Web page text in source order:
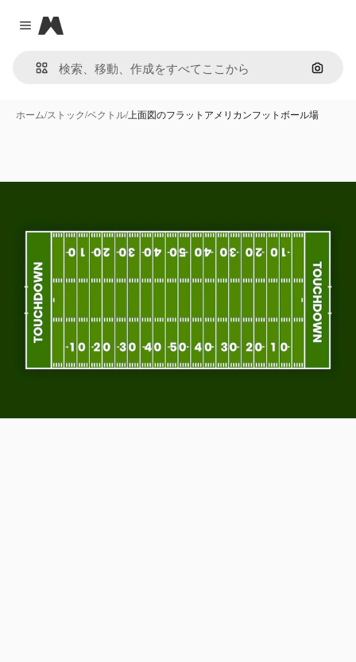
Close menu
Magnific
画像で
ホーム/ストック/ベクトル/上面図のフラットアメリカンフットボール場